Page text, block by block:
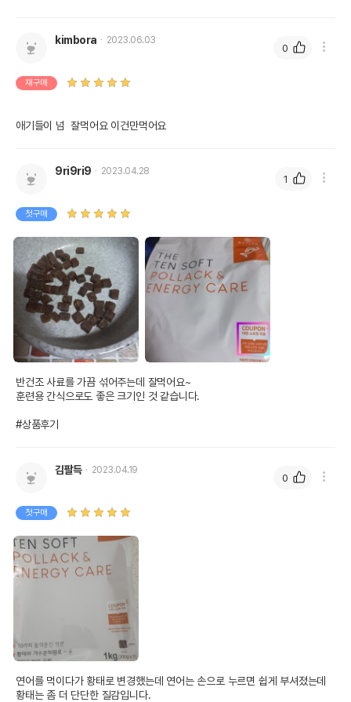
kimbora 2023.06.03
재구매
애기들이 넘  잘먹어요 이건만먹어요
0
9ri9ri9 2023.04.28
첫구매
반건조 사료를 가끔 섞어주는데 잘먹어요~
훈련용 간식으로도 좋은 크기인 것 같습니다.
#상품후기
1
김팔득 2023.04.19
첫구매
연어를 먹이다가 황태로 변경했는데 연어는 손으로 누르면 쉽게 부셔졌는데
황태는 좀 더 단단한 질감입니다.
0